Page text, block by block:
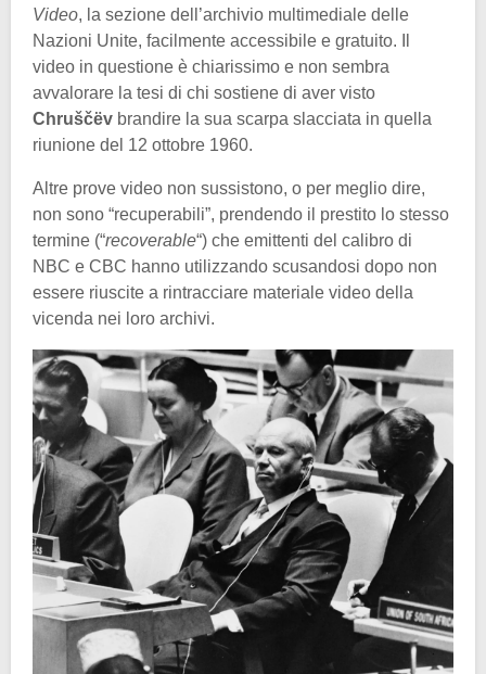
Video, la sezione dell’archivio multimediale delle
Nazioni Unite, facilmente accessibile e gratuito. Il
video in questione è chiarissimo e non sembra
avvalorare la tesi di chi sostiene di aver visto
Chruščëv brandire la sua scarpa slacciata in quella
riunione del 12 ottobre 1960.
Altre prove video non sussistono, o per meglio dire,
non sono “recuperabili”, prendendo il prestito lo stesso
termine (“recoverable“) che emittenti del calibro di
NBC e CBC hanno utilizzando scusandosi dopo non
essere riuscite a rintracciare materiale video della
vicenda nei loro archivi.